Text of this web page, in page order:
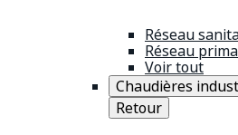
Réseau
Réseau
Voir tout
Chaudières
Retour